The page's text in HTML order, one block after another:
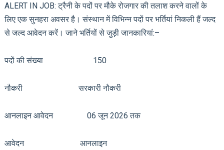
ALERT IN JOB: ट्रैनी के पदों पर मौके रोजगार की तलाश करने वालों के
लिए एक सुनहरा अवसर है। संस्थान में विभिन्न पदों पर भर्तियां निकली हैं जल्द
से जल्द आवेदन करें। जाने भर्तियों से जुड़ी जानकारियां:–
पदों की संख्या 150
नौकरी सरकारी नौकरी
आनलाइन आवेदन 06 जून 2026 तक
आवेदन आनलाइन